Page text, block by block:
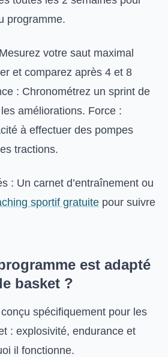
programme.
votre saut maximal
et comparez après 4 et 8
: Chronométrez un sprint de
améliorations. Force :
à effectuer des pompes
tractions.
: Un carnet d’entraînement ou
sportif gratuite pour suivre
est adapté
basket ?
spécifiquement pour les
: explosivité, endurance et
il fonctionne.